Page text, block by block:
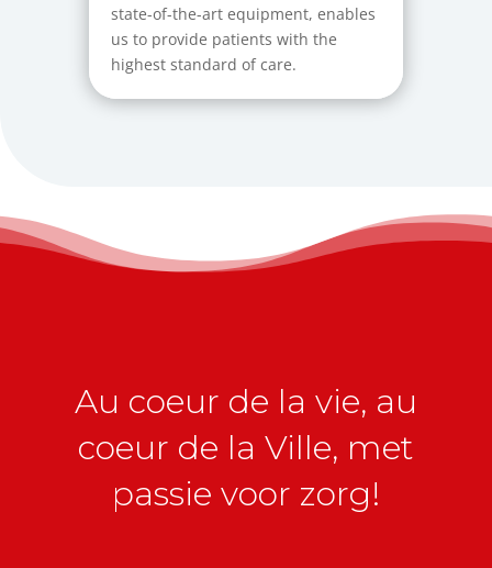
state-of-the-art equipment, enables
us to provide patients with the
highest standard of care.
Au coeur de la vie, au
coeur de la Ville, met
passie voor zorg!